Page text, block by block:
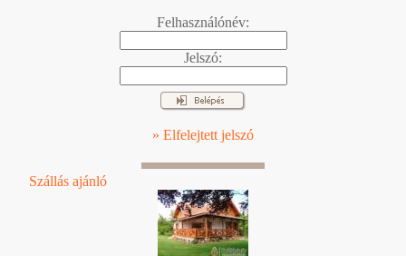
Felhasználónév:
Jelszó:
» Elfelejtett jelszó
Szállás ajánló